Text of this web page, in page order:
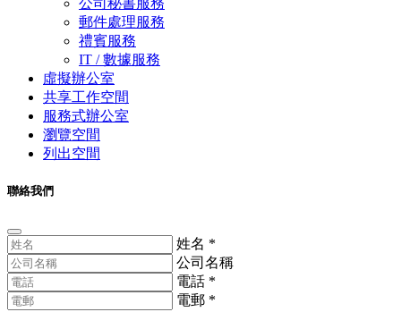
公司秘書服務
郵件處理服務
禮賓服務
IT / 數據服務
虛擬辦公室
共享工作空間
服務式辦公室
瀏覽空間
列出空間
聯絡我們
姓名 *
公司名稱
電話 *
電郵 *